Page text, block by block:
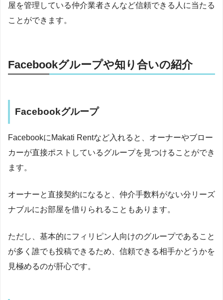
屋を管理している仲介業者さんなど信頼できる人に当たる
ことができます。
Facebookグループや知り合いの紹介
Facebookグループ
FacebookにMakati Rentなど入れると、オーナーやブロー
カーが直接ポストしているグループを見つけることができ
ます。
オーナーと直接契約になると、仲介手数料がない分リーズ
ナブルにお部屋を借りられることもあります。
ただし、基本的にフィリピン人向けのグループであること
が多く誰でも投稿できるため、信頼できる相手かどうかを
見極めるのが肝心です。